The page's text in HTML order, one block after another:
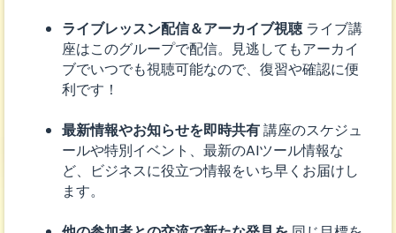
ライブレッスン配信＆アーカイブ視聴ライブ講
座はこのグループで配信。見逃してもアーカイ
ブでいつでも視聴可能なので、復習や確認に便
利です！
最新情報やお知らせを即時共有講座のスケジュ
ールや特別イベント、最新のAIツール情報な
ど、ビジネスに役立つ情報をいち早くお届けし
ます。